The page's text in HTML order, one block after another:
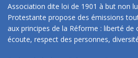
Association dite loi de 1901 à but non
Protestante propose des émissions
aux principes de la Réforme : liberté de
écoute, respect des personnes,